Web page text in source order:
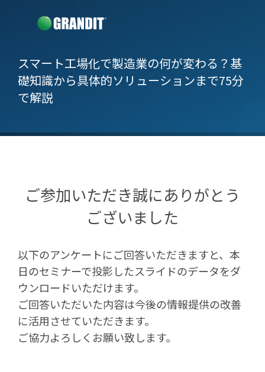
スマート工場化で製造業の何が変わる？ 基
礎知識から具体的ソリューションまで75分
で解説
ご参加いただき誠にありがとう
ございました
以下のアンケートにご回答いただきますと、本
日のセミナーで投影したスライドのデータをダ
ウンロードいただけます。
ご回答いただいた内容は今後の情報提供の改善
に活用させていただきます。
ご協力よろしくお願い致します。